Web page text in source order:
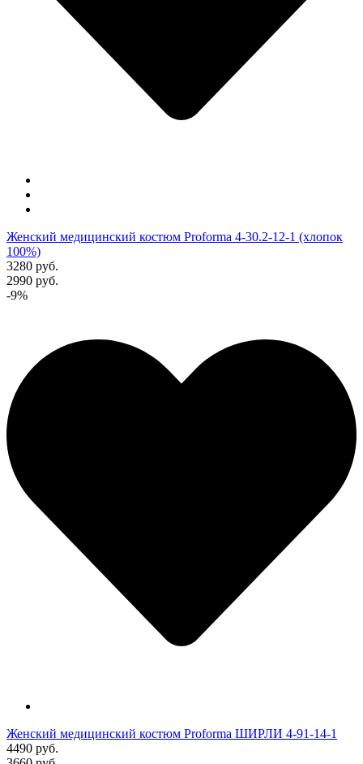
Женский медицинский костюм Proforma 4-30.2-12-1 (хлопок
100%)
3280 руб.
2990 руб.
-9%
Женский медицинский костюм Proforma ШИРЛИ 4-91-14-1
4490 руб.